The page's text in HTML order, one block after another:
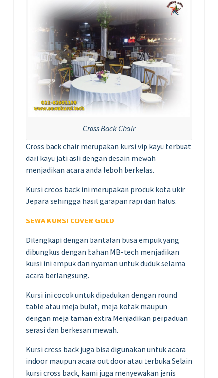
Cross Back Chair
Cross back chair merupakan kursi vip kayu terbuat
dari kayu jati asli dengan desain mewah
menjadikan acara anda leboh berkelas.
Kursi croos back ini merupakan produk kota ukir
Jepara sehingga hasil garapan rapi dan halus.
SEWA KURSI COVER GOLD
Dilengkapi dengan bantalan busa empuk yang
dibungkus dengan bahan MB-tech menjadikan
kursi ini empuk dan nyaman untuk duduk selama
acara berlangsung.
Kursi ini cocok untuk dipadukan dengan round
table atau meja bulat, meja kotak maupun
dengan meja taman extra.Menjadikan perpaduan
serasi dan berkesan mewah.
Kursi cross back juga bisa digunakan untuk acara
indoor maupun acara out door atau terbuka.Selain
kursi cross back, kami juga menyewakan jenis